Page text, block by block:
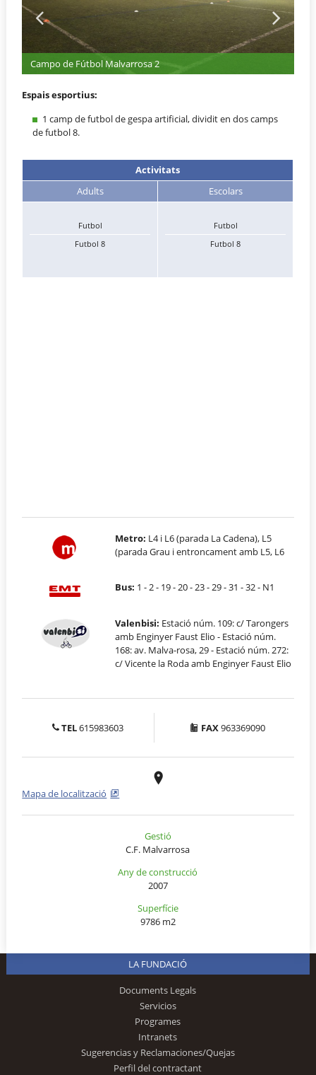
Campo de Fútbol Malvarrosa 2
Espais esportius:
1 camp de futbol de gespa artificial, dividit en dos camps
de futbol 8.
Activitats
Adults
Escolars
Futbol
Futbol 8
Futbol
Futbol 8
Metro: L4 i L6 (parada La Cadena), L5
(parada Grau i entroncament amb L5, L6
Bus: 1 - 2 - 19 - 20 - 23 - 29 - 31 - 32 - N1
Valenbisi: Estació núm. 109: c/ Tarongers
amb Enginyer Faust Elio - Estació núm.
168: av. Malva-rosa, 29 - Estació núm. 272:
c/ Vicente la Roda amb Enginyer Faust Elio
TEL615983603 FAX963369090
Mapa de localització
Gestió
C.F. Malvarrosa
Any de construcció
2007
Superfície
9786 m2
LA FUNDACIÓ
Documents Legals
Servicios
Programes
Intranets
Sugerencias y Reclamaciones/Quejas
Perfil del contractant